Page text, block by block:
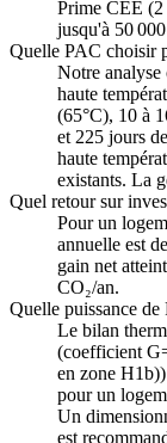
Prime CEE
jusqu'à 50
Quelle PAC choisir
Notre
haute
(65°C), 10 à
et 225 jours
haute
existants. La
Quel retour sur
Pour un
annuelle est
gain net
CO₂/an.
Quelle puissance
Le bilan
(coefficient
en zone
pour un
Un
est